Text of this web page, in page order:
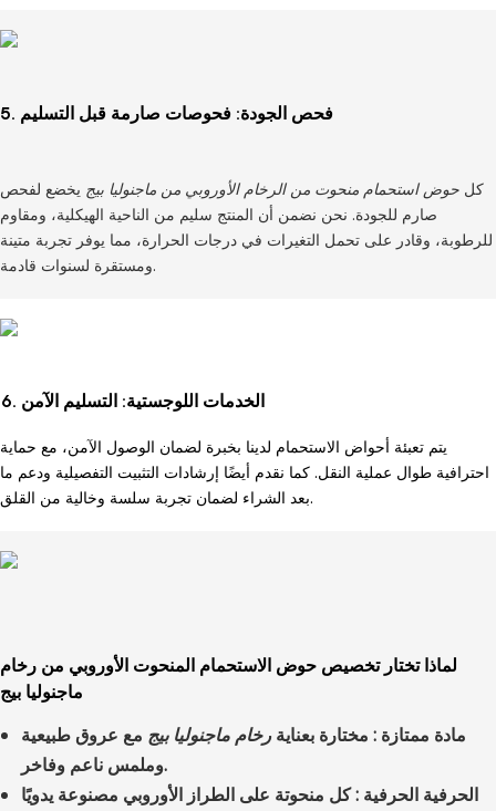
5. فحص الجودة: فحوصات صارمة قبل التسليم
كل حوض استحمام منحوت من الرخام الأوروبي من ماجنوليا بيج يخضع لفحص
صارم للجودة. نحن نضمن أن المنتج سليم من الناحية الهيكلية، ومقاوم
للرطوبة، وقادر على تحمل التغيرات في درجات الحرارة، مما يوفر تجربة متينة
ومستقرة لسنوات قادمة.
6. الخدمات اللوجستية: التسليم الآمن
يتم تعبئة أحواض الاستحمام لدينا بخبرة لضمان الوصول الآمن، مع حماية
احترافية طوال عملية النقل. كما نقدم أيضًا إرشادات التثبيت التفصيلية ودعم ما
بعد الشراء لضمان تجربة سلسة وخالية من القلق.
لماذا تختار تخصيص حوض الاستحمام المنحوت الأوروبي من رخام
ماجنوليا بيج
مادة ممتازة : مختارة بعناية رخام ماجنوليا بيج مع عروق طبيعية
وملمس ناعم وفاخر.
الحرفية الحرفية : كل ​​منحوتة على الطراز الأوروبي مصنوعة يدويًا